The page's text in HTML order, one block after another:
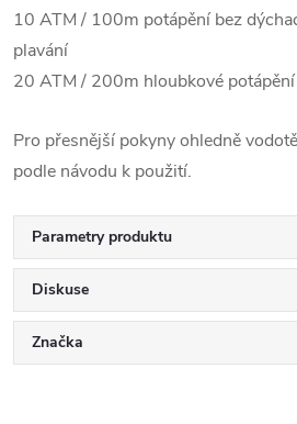
10 ATM / 100m potápění bez
plavání
20 ATM / 200m hloubkové potápění
Pro přesnější pokyny ohledně
podle návodu k použití.
Parametry produktu
Diskuse
Značka